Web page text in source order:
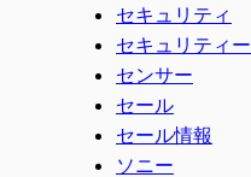
セキュリティ
セキュリティー
センサー
セール
セール情報
ソニー